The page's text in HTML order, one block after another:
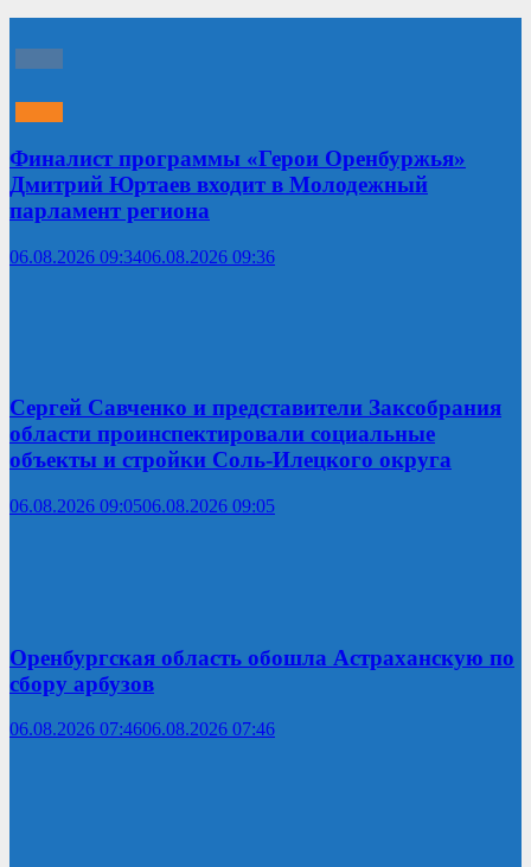
Финалист программы «Герои Оренбуржья»
Дмитрий Юртаев входит в Молодежный
парламент региона
06.08.2026 09:3406.08.2026 09:36
Сергей Савченко и представители Заксобрания
области проинспектировали социальные
объекты и стройки Соль-Илецкого округа
06.08.2026 09:0506.08.2026 09:05
Оренбургская область обошла Астраханскую по
сбору арбузов
06.08.2026 07:4606.08.2026 07:46